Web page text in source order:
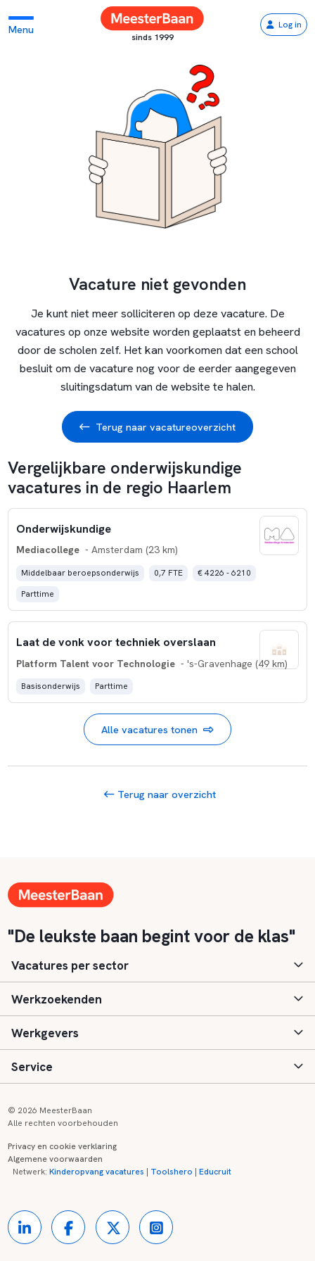
Menu
sinds 1999
Log in
Vacature niet gevonden
Je kunt niet meer solliciteren op deze vacature. De
vacatures op onze website worden geplaatst en beheerd
door de scholen zelf. Het kan voorkomen dat een school
besluit om de vacature nog voor de eerder aangegeven
sluitingsdatum van de website te halen.
Terug naar vacatureoverzicht
Vergelijkbare onderwijskundige
vacatures in de regio Haarlem
Onderwijskundige
Mediacollege - Amsterdam (23 km)
Middelbaar beroepsonderwijs 0,7 FTE
€ 4226 - 6210
Parttime
Laat de vonk voor techniek overslaan
Platform Talent voor Technologie - 's-Gravenhage (49 km)
Basisonderwijs Parttime
Alle vacatures tonen
Terug naar overzicht
"De leukste baan begint voor de klas"
Vacatures per sector
Basisonderwijs
Speciaal (basis) onderwijs
Voortgezet onderwijs
Kinderopvang
Werkzoekenden
Aanmelden
Vacatures
Zij-instroom informatie
Onderwijsregio's
Werkgevers
Inloggen
Registreren
Contact
Service
Onderwijs links
Partners
© 2026 MeesterBaan
Alle rechten voorbehouden
Privacy en cookie verklaring
Algemene voorwaarden
Netwerk:Kinderopvang vacatures | Toolshero |Educruit